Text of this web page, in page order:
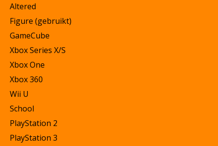
Altered
Figure (gebruikt)
GameCube
Xbox Series X/S
Xbox One
Xbox 360
Wii U
School
PlayStation 2
PlayStation 3